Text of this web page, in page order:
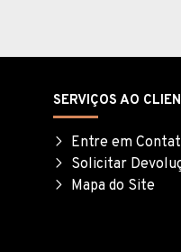
SERVIÇOS AO
Entre em
Solicitar
Mapa do Site